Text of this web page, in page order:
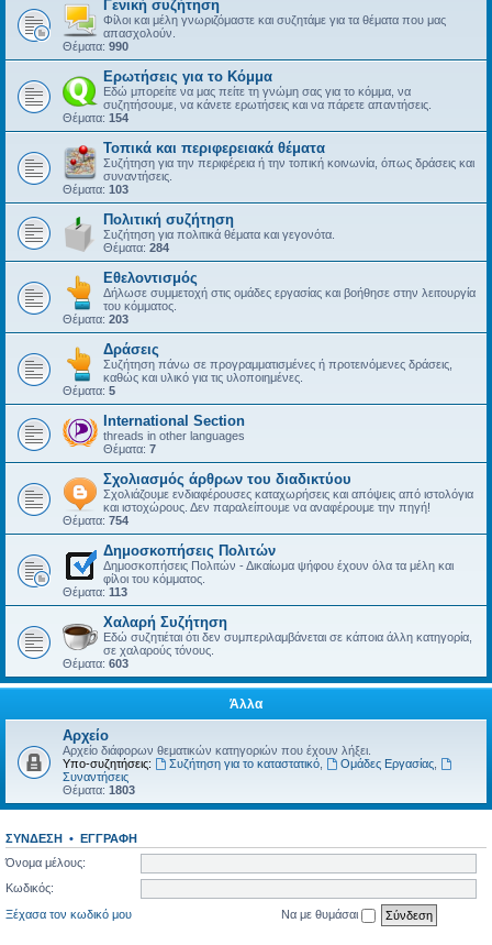
Γενική συζήτηση
Φίλοι και μέλη γνωριζόμαστε και συζητάμε για τα θέματα που μας
απασχολούν.
Θέματα: 990
Ερωτήσεις για το Κόμμα
Εδώ μπορείτε να μας πείτε τη γνώμη σας για το κόμμα, να
συζητήσουμε, να κάνετε ερωτήσεις και να πάρετε απαντήσεις.
Θέματα: 154
Τοπικά και περιφερειακά θέματα
Συζήτηση για την περιφέρεια ή την τοπική κοινωνία, όπως δράσεις και
συναντήσεις.
Θέματα: 103
Πολιτική συζήτηση
Συζήτηση για πολιτικά θέματα και γεγονότα.
Θέματα: 284
Εθελοντισμός
Δήλωσε συμμετοχή στις ομάδες εργασίας και βοήθησε στην λειτουργία
του κόμματος.
Θέματα: 203
Δράσεις
Συζήτηση πάνω σε προγραμματισμένες ή προτεινόμενες δράσεις,
καθώς και υλικό για τις υλοποιημένες.
Θέματα: 5
International Section
threads in other languages
Θέματα: 7
Σχολιασμός άρθρων του διαδικτύου
Σχολιάζουμε ενδιαφέρουσες καταχωρήσεις και απόψεις από ιστολόγια
και ιστοχώρους. Δεν παραλείπουμε να αναφέρουμε την πηγή!
Θέματα: 754
Δημοσκοπήσεις Πολιτών
Δημοσκοπήσεις Πολιτών - Δικαίωμα ψήφου έχουν όλα τα μέλη και
φίλοι του κόμματος.
Θέματα: 113
Χαλαρή Συζήτηση
Εδώ συζητιέται ότι δεν συμπεριλαμβάνεται σε κάποια άλλη κατηγορία,
σε χαλαρούς τόνους.
Θέματα: 603
Άλλα
Αρχείο
Αρχείο διάφορων θεματικών κατηγοριών που έχουν λήξει.
Υπο-συζητήσεις:
Συζήτηση για το καταστατικό, Ομάδες Εργασίας,
Συναντήσεις
Θέματα: 1803
ΣΎΝΔΕΣΗ • ΕΓΓΡΑΦΉ
Όνομα μέλους:
Κωδικός:
Ξέχασα τον κωδικό μου
Να με θυμάσαι